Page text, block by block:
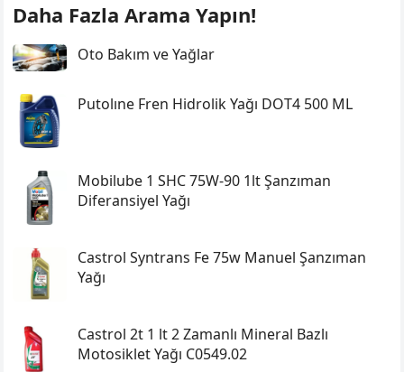
Daha Fazla Arama Yapın!
Oto Bakım ve Yağlar
Putolıne Fren Hidrolik Yağı DOT4 500 ML
Mobilube 1 SHC 75W-90 1lt Şanzıman
Diferansiyel Yağı
Castrol Syntrans Fe 75w Manuel Şanzıman
Yağı
Castrol 2t 1 lt 2 Zamanlı Mineral Bazlı
Motosiklet Yağı C0549.02